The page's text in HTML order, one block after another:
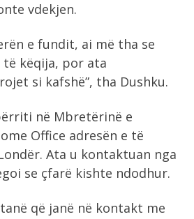
vdekjen.
e fundit, ai më tha se
këqija, por ata
si kafshë”, tha Dushku.
në Mbretërinë e
Office adresën e të
Ata u kontaktuan nga
se çfarë kishte ndodhur.
që janë në kontakt me